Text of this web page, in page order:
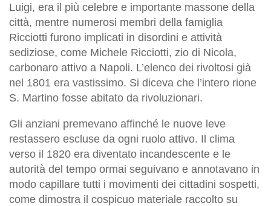
Luigi, era il più celebre e importante massone della
città, mentre numerosi membri della famiglia
Ricciotti furono implicati in disordini e attività
sediziose, come Michele Ricciotti, zio di Nicola,
carbonaro attivo a Napoli. L’elenco dei rivoltosi già
nel 1801 era vastissimo. Si diceva che l’intero rione
S. Martino fosse abitato da rivoluzionari.
Gli anziani premevano affinché le nuove leve
restassero escluse da ogni ruolo attivo. Il clima
verso il 1820 era diventato incandescente e le
autorità del tempo ormai seguivano e annotavano in
modo capillare tutti i movimenti dei cittadini sospetti,
come dimostra il cospicuo materiale raccolto su